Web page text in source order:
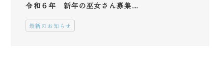
令和６年 新年の巫女さん募集…
最新のお知らせ